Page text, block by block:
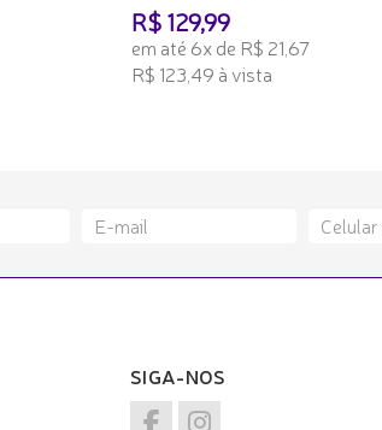
R$ 129,99
em até 6x de R$ 21,67
R$ 123,49 à vista
SIGA-NOS